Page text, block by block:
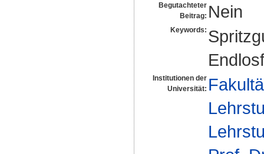
Begutachteter
Beitrag: Nein
Keywords:
Institutionen der
Universität: